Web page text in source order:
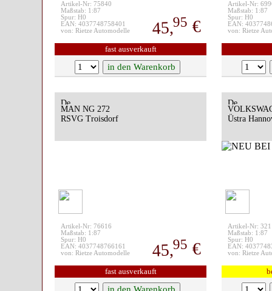
Artikel-Nr: 75840
Maßstab: 1:87
Spur: H0
EAN: 4037748758401
von: Rietze Automodelle
45,95 €
fast ausverkauft
Artikel-Nr:
Maßstab: 1:87
Spur: H0
EAN:
von: Rietze
MAN NG 272
RSVG Troisdorf
Artikel-Nr: 76616
Maßstab: 1:87
Spur: H0
EAN: 4037748766161
von: Rietze Automodelle
45,95 €
fast ausverkauft
Üstra
Artikel-Nr:
Maßstab: 1:87
Spur: H0
EAN:
von: Rietze